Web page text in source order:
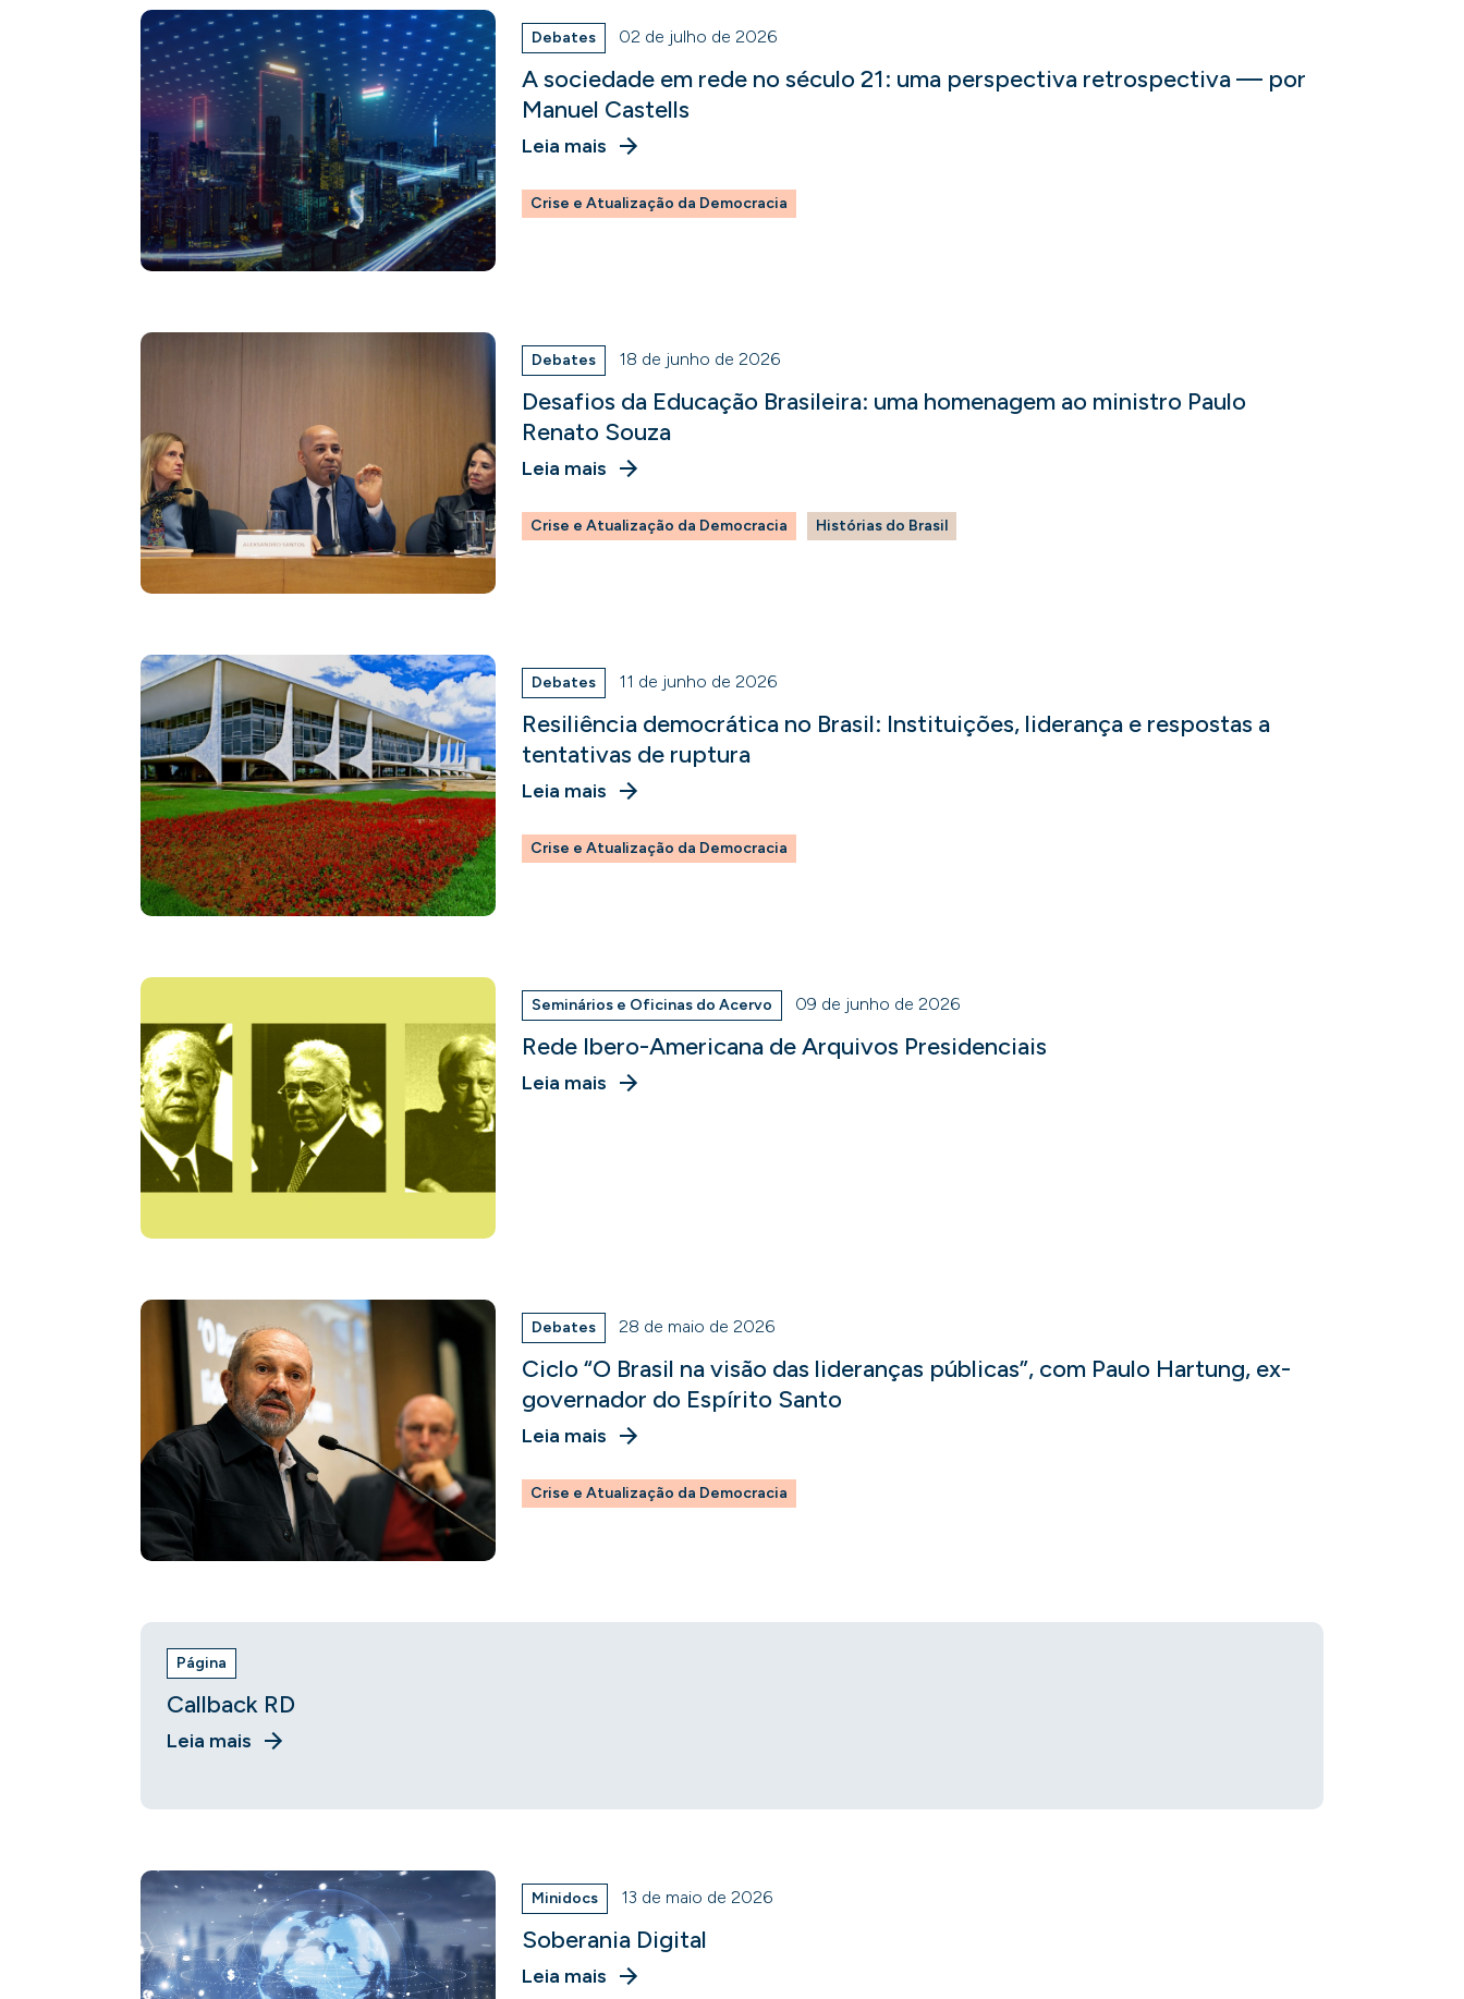
Debates 02 de julho de 2026
A sociedade em rede no século 21: uma perspectiva retrospectiva — por
Manuel Castells
Leia mais
Crise e Atualização da Democracia
Debates 18 de junho de 2026
Desafios da Educação Brasileira: uma homenagem ao ministro Paulo
Renato Souza
Leia mais
Crise e Atualização da Democracia Histórias do Brasil
Debates 11 de junho de 2026
Resiliência democrática no Brasil: Instituições, liderança e respostas a
tentativas de ruptura
Leia mais
Crise e Atualização da Democracia
Seminários e Oficinas do Acervo 09 de junho de 2026
Rede Ibero-Americana de Arquivos Presidenciais
Leia mais
Debates 28 de maio de 2026
Ciclo “O Brasil na visão das lideranças públicas”, com Paulo Hartung, ex-
governador do Espírito Santo
Leia mais
Crise e Atualização da Democracia
Página
Callback RD
Leia mais
Minidocs 13 de maio de 2026
Soberania Digital
Leia mais